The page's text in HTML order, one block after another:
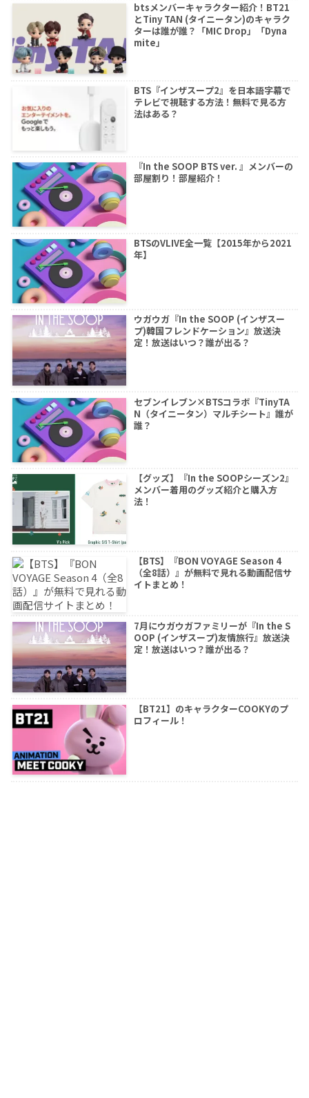
btsメンバーキャラクター紹介！BT21
とTiny TAN (タイニータン)のキャラク
ターは誰が誰？「MIC Drop」「Dyna
mite」
BTS『インザスープ2』を日本語字幕で
テレビで視聴する方法！無料で見る方
法はある？
『In the SOOP BTS ver. 』メンバーの
部屋割り！部屋紹介！
BTSのVLIVE全一覧【2015年から2021
年】
ウガウガ『In the SOOP (インザスー
プ)韓国フレンドケーション』放送決
定！放送はいつ？誰が出る？
セブンイレブン×BTSコラボ『TinyTA
N（タイニータン）マルチシート』誰が
誰？
【グッズ】『In the SOOPシーズン2』
メンバー着用のグッズ紹介と購入方
法！
【BTS】『BON VOYAGE Season 4
（全8話）』が無料で見れる動画配信サ
イトまとめ！
7月にウガウガファミリーが『In the S
OOP (インザスープ)友情旅行』放送決
定！放送はいつ？誰が出る？
【BT21】のキャラクターCOOKYのプ
ロフィール！